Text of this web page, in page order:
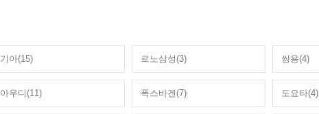
기아(15) 르노삼성(3) 쌍용(4)
아우디(11) 폭스바겐(7) 도요타(4)